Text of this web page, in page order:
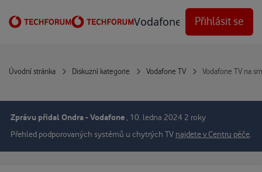
Vodafone Techforum
Přihlásit se
Úvodní stránka Diskuzní kategorie Vodafone TV Vodafone TV na
Zprávu přidal Ondra - Vodafone, 10. ledna 2024 2 roky
Přehled podporovaných systémů u chytrých TV najdete v Centru péče.